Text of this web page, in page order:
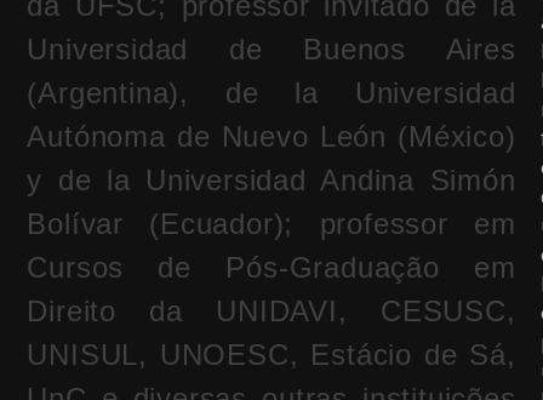
Universidad de Buenos Aires
(Argentina), de la Universidad
Autónoma de Nuevo León (México)
y de la Universidad Andina Simón
Bolívar (Ecuador); professor em
Cursos de Pós-Graduação em
Direito da UNIDAVI, CESUSC,
UNISUL, UNOESC, Estácio de Sá,